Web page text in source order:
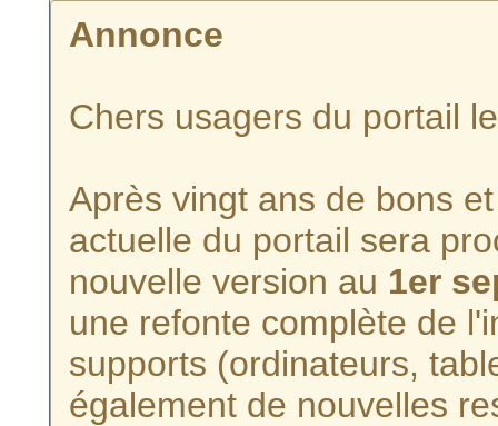
Annonce
Chers usagers du portail
Après vingt ans de bons
actuelle du portail sera
nouvelle version au 1er
une refonte complète de
supports (ordinateurs,
également de nouvelles